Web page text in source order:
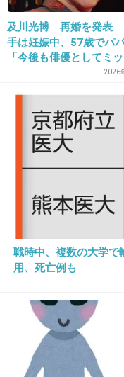
30. 匿名 2014/05/31(土) 23:13:18
今回は副音声で
前それ知らなく
たのに！
31. 匿名2014/05/31(土) 23:13:26
今日は副音声っ
2014/05/31(土) 23:13:30
レミ絵Timeまち
及川光博 再婚を発表
手は妊娠中、57歳でパ
「今後も俳優としてミ
2026
戦時中、複数の大学
用、死亡例も